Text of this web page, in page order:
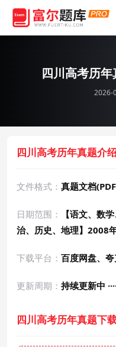
四川高考历
2026-
四川高考历年真题介
文件格式： 真题文档
日期范围：
【语文、数
治、历史、地理】2008
下载平台： 百度网盘、
更新周期： 持续更新中
四川高考历年真题下